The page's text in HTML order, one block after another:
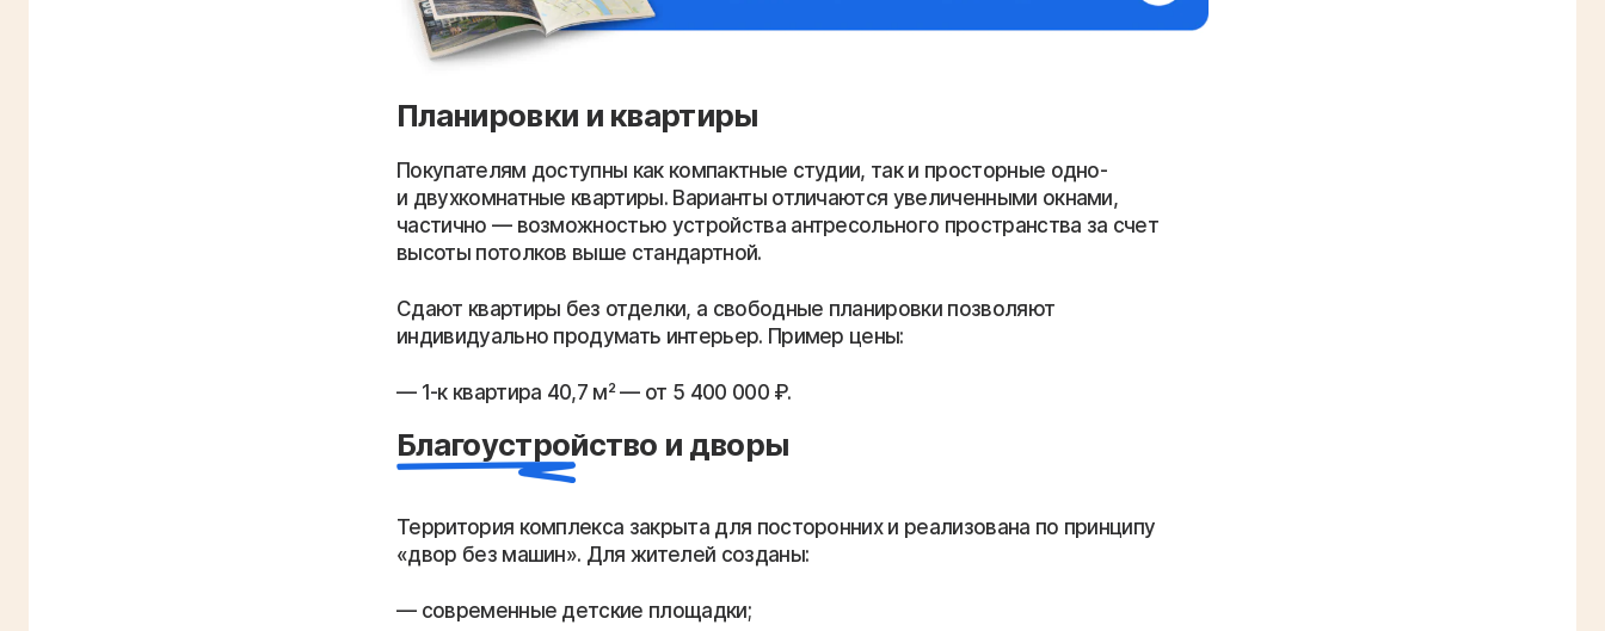
Планировки и квартиры
Покупателям доступны как компактные студии, так и просторные одно-
и двухкомнатные квартиры. Варианты отличаются увеличенными окнами,
частично — возможностью устройства антресольного пространства за счет
высоты потолков выше стандартной.
Сдают квартиры без отделки, а свободные планировки позволяют
индивидуально продумать интерьер. Пример цены:
1-к квартира 40,7 м² — от 5 400 000 ₽.
Благоустройство и дворы
Территория комплекса закрыта для посторонних и реализована по принципу
«двор без машин». Для жителей созданы:
современные детские площадки;